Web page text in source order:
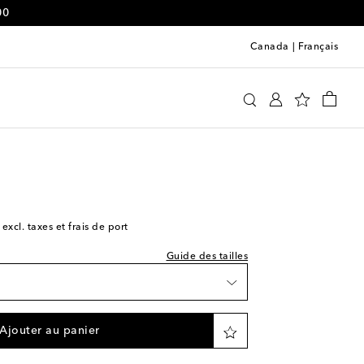
Canada Français
taxes et frais de port
Guide des tailles
Ajouter au panier